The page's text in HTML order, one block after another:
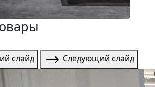
слайд
Следующий слайд